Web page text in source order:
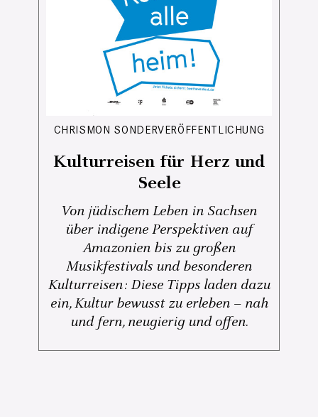
CHRISMON SONDERVERÖFFENTLICHUNG
Kulturreisen für Herz und
Seele
Von jüdischem Leben in Sachsen
über indigene Perspektiven auf
Amazonien bis zu großen
Musikfestivals und besonderen
Kulturreisen: Diese Tipps laden dazu
ein, Kultur bewusst zu erleben – nah
und fern, neugierig und offen.